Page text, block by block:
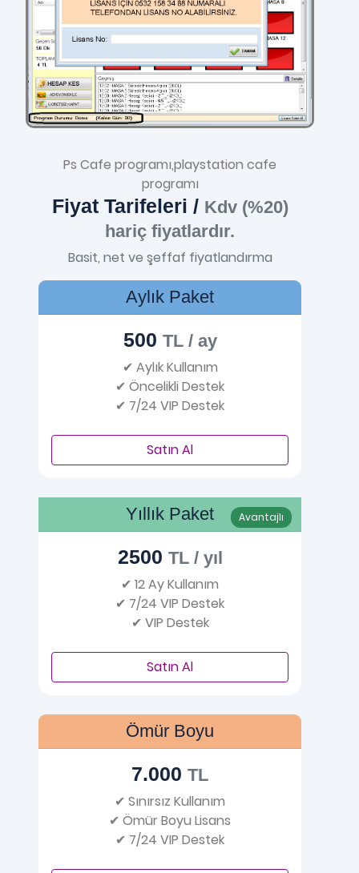
Ps Cafe programı,playstation cafe
programı
Fiyat Tarifeleri / Kdv (%20)
hariç fiyatlardır.
Basit, net ve şeffaf fiyatlandırma
Aylık Paket
500 TL / ay
✔ Aylık Kullanım
✔ Öncelikli Destek
✔ 7/24 VIP Destek
Satın Al
Avantajlı
Yıllık Paket
2500 TL / yıl
✔ 12 Ay Kullanım
✔ 7/24 VIP Destek
✔ VIP Destek
Satın Al
Ömür Boyu
7.000 TL
✔ Sınırsız Kullanım
✔ Ömür Boyu Lisans
✔ 7/24 VIP Destek